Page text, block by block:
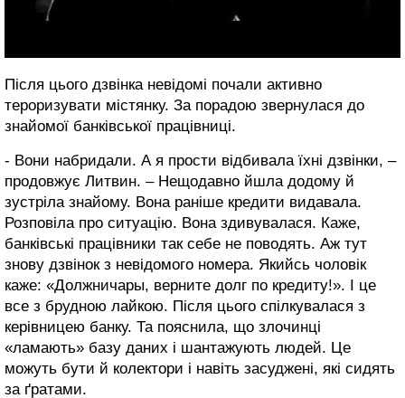
Після цього дзвінка невідомі почали активно
тероризувати містянку. За порадою звернулася до
знайомої банківської працівниці.
- Вони набридали. А я прости відбивала їхні дзвінки, –
продовжує Литвин. – Нещодавно йшла додому й
зустріла знайому. Вона раніше кредити видавала.
Розповіла про ситуацію. Вона здивувалася. Каже,
банківські працівники так себе не поводять. Аж тут
знову дзвінок з невідомого номера. Якийсь чоловік
каже: «Должничары, верните долг по кредиту!». І це
все з брудною лайкою. Після цього спілкувалася з
керівницею банку. Та пояснила, що злочинці
«ламають» базу даних і шантажують людей. Це
можуть бути й колектори і навіть засуджені, які сидять
за ґратами.